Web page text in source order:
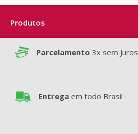
Produtos
Parcelamento 3x sem Juros
Entrega em todo Brasil